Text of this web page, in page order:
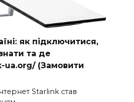
як підключитися,
та де
ua.org/ (Замовити
Starlink став